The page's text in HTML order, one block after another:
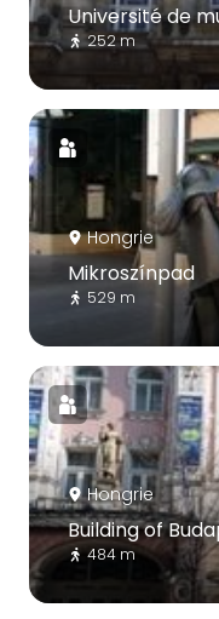
Université de
252 m
Hongrie
Mikroszínpad
529 m
Hongrie
Building of
484 m